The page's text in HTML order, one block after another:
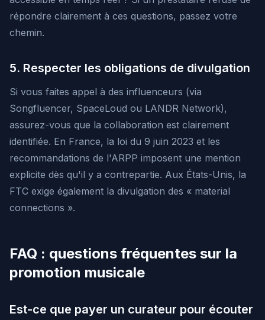
répondre clairement à ces questions, passez votre
chemin.
5. Respecter les obligations de divulgation
Si vous faites appel à des influenceurs (via
Songfluencer, SpaceLoud ou LANDR Network),
assurez-vous que la collaboration est clairement
identifiée. En France, la loi du 9 juin 2023 et les
recommandations de l'ARPP imposent une mention
explicite dès qu'il y a contrepartie. Aux États-Unis, la
FTC exige également la divulgation des « material
connections ».
FAQ : questions fréquentes sur la
promotion musicale
Est-ce que payer un curateur pour écouter